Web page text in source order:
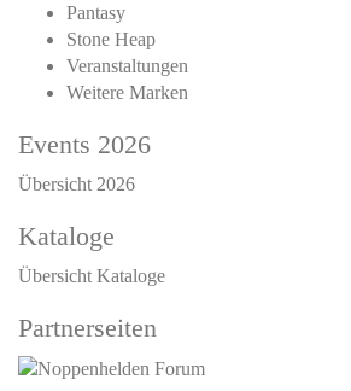
Pantasy
Stone Heap
Veranstaltungen
Weitere Marken
Events 2026
Übersicht 2026
Kataloge
Übersicht Kataloge
Partnerseiten